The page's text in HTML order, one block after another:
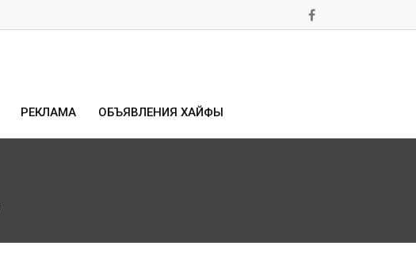
РЕКЛАМА ОБЪЯВЛЕНИЯ ХАЙФЫ